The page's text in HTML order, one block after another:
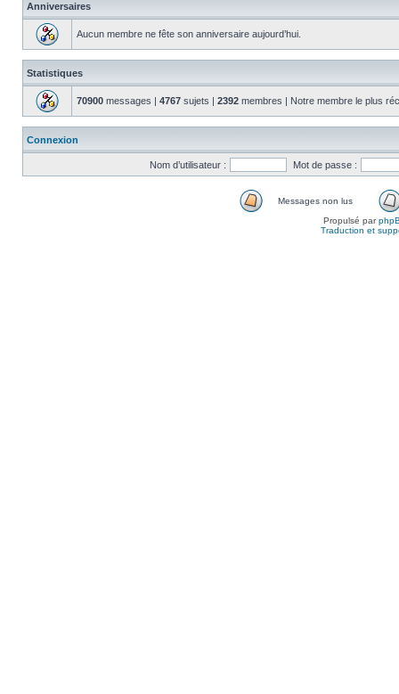
Anniversaires
Aucun membre ne fête son anniversaire aujourd’hui.
Statistiques
70900 messages | 4767 sujets | 2392 membres | Notre membre le plus
Connexion
Nom d’utilisateur : Mot de passe :
Messages non lus
Propulsé par
Traduction et